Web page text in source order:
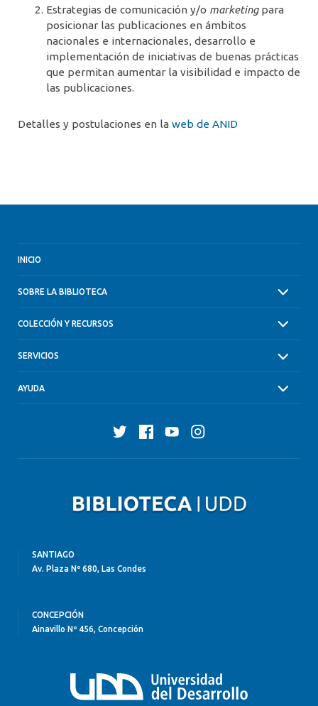
Estrategias de comunicación y/o marketingpara
posicionar las publicaciones en ámbitos
nacionales e internacionales, desarrollo e
implementación de iniciativas de buenas prácticas
que permitan aumentar la visibilidad e impacto de
las publicaciones.
Detalles y postulaciones en la web de ANID
INICIO
SOBRE LA BIBLIOTECA
COLECCIÓN Y RECURSOS
SERVICIOS
AYUDA
Twitter FacebookYouTubeInstagram
SANTIAGO
Av. Plaza Nº 680, Las Condes
CONCEPCIÓN
Ainavillo Nº 456, Concepción